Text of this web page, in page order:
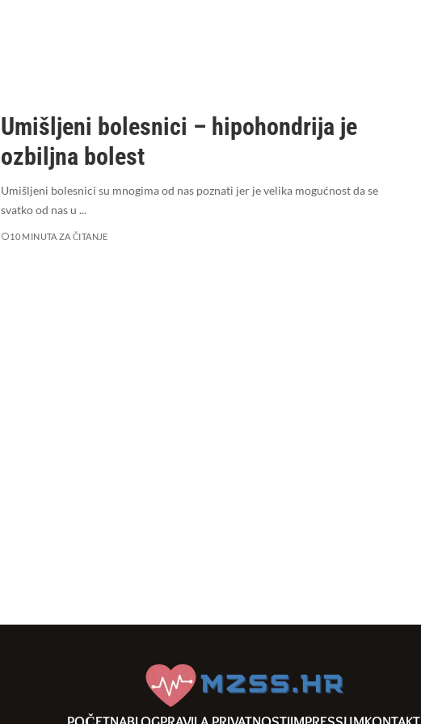
Umišljeni bolesnici – hipohondrija je
ozbiljna bolest
Umišljeni bolesnici su mnogima od nas poznati jer je velika mogućnost da se
svatko od nas u ...
10 MINUTA ZA ČITANJE